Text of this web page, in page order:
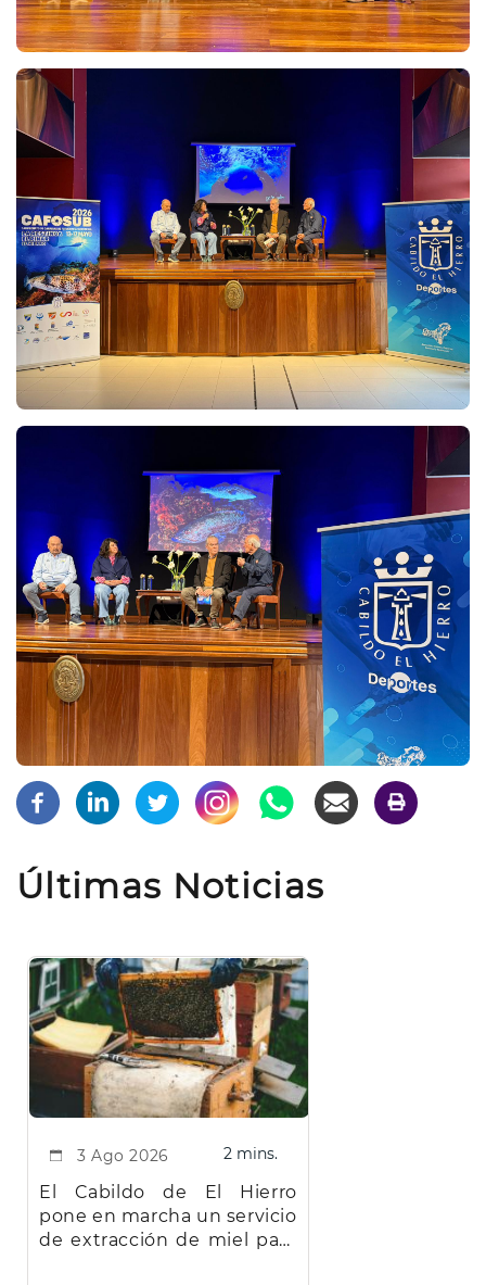
Últimas Noticias
3 Ago 2026 2 mins.
El Cabildo de El Hierro
pone en marcha un servicio
de extracción de miel para